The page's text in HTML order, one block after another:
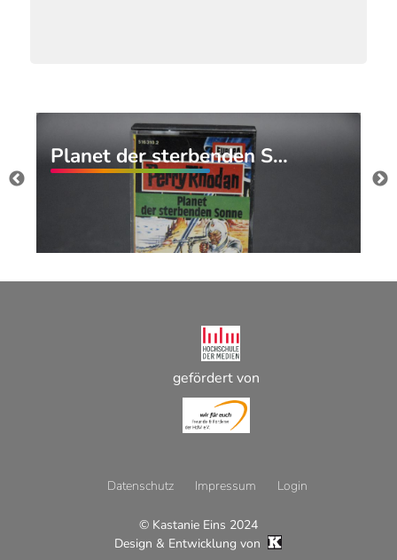
Planet der sterbenden S…
gefördert von
Datenschutz Impressum Login
© Kastanie Eins 2024
Design & Entwicklung von